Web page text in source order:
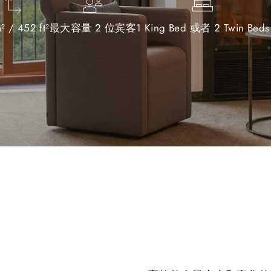
/ 452 ft²最大容量 2 位宾客1 King Bed 或者 2 Twin Beds